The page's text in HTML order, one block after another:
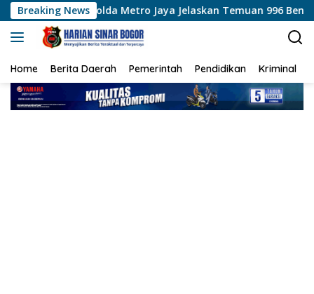
Langsung
ke
konten
Breaking News
Metro Jaya Jelaskan Temuan 996 Benda Menyerupai
Home Berita Daerah Pemerintah Pendidikan Kriminal